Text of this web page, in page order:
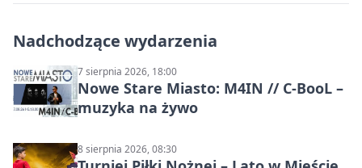
Nadchodzące wydarzenia
7 sierpnia 2026, 18:00
Nowe Stare Miasto: M4IN // C-BooL –
muzyka na żywo
8 sierpnia 2026, 08:30